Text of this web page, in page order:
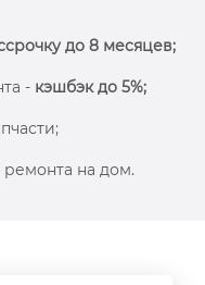
до 8 месяцев;
- кэшбэк до 5%;
ремонта на дом.